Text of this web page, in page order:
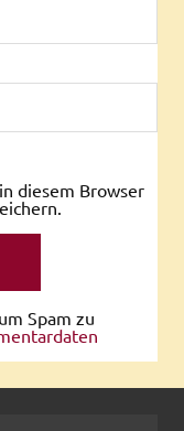
diesem Browser
Spam zu